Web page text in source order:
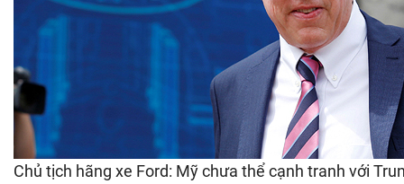
Chủ tịch hãng xe Ford: Mỹ chưa thể cạnh tranh với